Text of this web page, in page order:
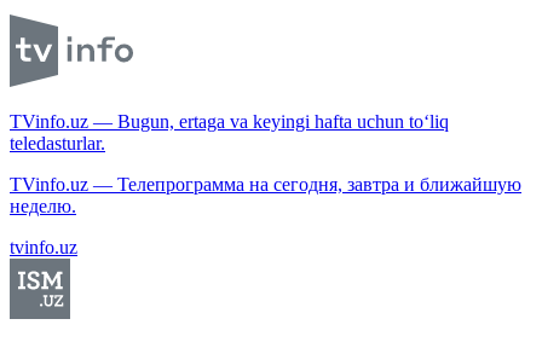
TVinfo.uz — Bugun, ertaga va keyingi hafta uchun to‘liq
teledasturlar.
TVinfo.uz — Телепрограмма на сегодня, завтра и ближайшую
неделю.
tvinfo.uz